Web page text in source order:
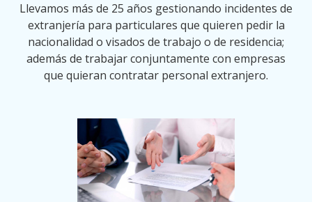
Llevamos más de 25 años gestionando incidentes de
extranjería para particulares que quieren pedir la
nacionalidad o visados de trabajo o de residencia;
además de trabajar conjuntamente con empresas
que quieran contratar personal extranjero.